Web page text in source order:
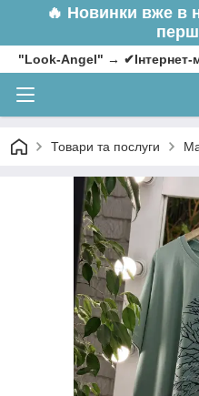
🔥 Новинки вже в
"Look-Angel" → ✔Інтернет-
Товари та послуги